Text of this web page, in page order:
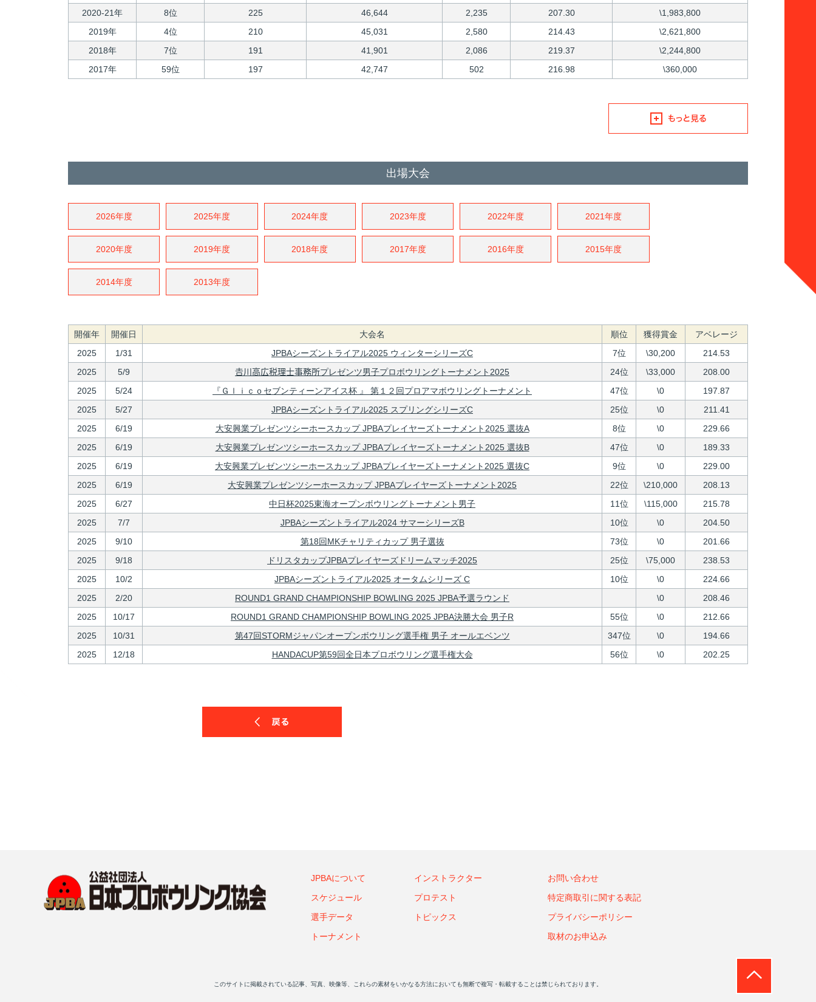
2020-21年
8位 225 46,644 2,235 207.30
\1,983,800
2019年
4位 210 45,031 2,580 214.43
\2,621,800
2018年
7位 191 41,901 2,086 219.37
\2,244,800
2017年
59位 197 42,747 502 216.98 \360,000
出場大会
2026年度 2025年度 2024年度 2023年度 2022年度 2021年度
2020年度 2019年度 2018年度 2017年度 2016年度 2015年度
2014年度 2013年度
開催年 開催日 大会名 順位 獲得賞金
アベレージ
2025
1/31 JPBAシーズントライアル2025 ウィンターシリーズC 7位 \30,200
214.53
2025
5/9 𠮷川高広税理士事務所プレゼンツ男子プロボウリングトーナメント2025 24位 \33,000
208.00
2025
5/24 『Ｇｌｉｃｏセブンティーンアイス杯 』 第１２回プロアマボウリングトーナメント 47位 \0
197.87
2025
5/27 JPBAシーズントライアル2025 スプリングシリーズC 25位 \0
211.41
2025
6/19 大安興業プレゼンツシーホースカップ JPBAプレイヤーズトーナメント2025 選抜A 8位 \0
229.66
2025
6/19 大安興業プレゼンツシーホースカップ JPBAプレイヤーズトーナメント2025 選抜B 47位 \0
189.33
2025
6/19 大安興業プレゼンツシーホースカップ JPBAプレイヤーズトーナメント2025 選抜C 9位 \0
229.00
2025
6/19 大安興業プレゼンツシーホースカップ JPBAプレイヤーズトーナメント2025 22位 \210,000
208.13
2025
6/27 中日杯2025東海オープンボウリングトーナメント男子 11位 \115,000
215.78
2025
7/7 JPBAシーズントライアル2024 サマーシリーズB 10位 \0
204.50
2025
9/10 第18回MKチャリティカップ 男子選抜 73位 \0
201.66
2025
9/18 ドリスタカップJPBAプレイヤーズドリームマッチ2025 25位 \75,000
238.53
2025
10/2 JPBAシーズントライアル2025 オータムシリーズ C 10位 \0
224.66
2025
2/20 ROUND1 GRAND CHAMPIONSHIP BOWLING 2025 JPBA予選ラウンド \0
208.46
2025
10/17 ROUND1 GRAND CHAMPIONSHIP BOWLING 2025 JPBA決勝大会 男子R 55位 \0
212.66
2025
10/31 第47回STORMジャパンオープンボウリング選手権 男子 オールエベンツ 347位 \0
194.66
2025
12/18 HANDACUP第59回全日本プロボウリング選手権大会 56位 \0 202.25
JPBAについて
スケジュール
選手データ
トーナメント
インストラクター
プロテスト
トピックス
お問い合わせ
特定商取引に関する表記
プライバシーポリシー
取材のお申込み
このサイトに掲載されている記事、写真、映像等、これらの素材をいかなる方法においても無断で複写・転載することは禁じられております。